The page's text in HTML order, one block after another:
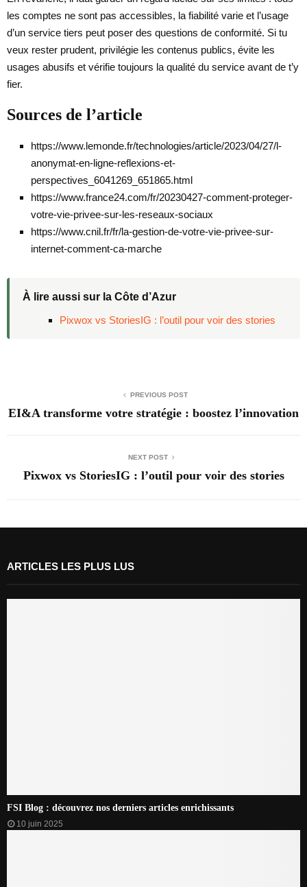
les comptes ne sont pas accessibles, la fiabilité varie et l’usage
d’un service tiers peut poser des questions de conformité. Si tu
veux rester prudent, privilégie les contenus publics, évite les
usages abusifs et vérifie toujours la qualité du service avant de t’y
fier.
Sources de l’article
https://www.lemonde.fr/technologies/article/2023/04/27/l-
anonymat-en-ligne-reflexions-et-
perspectives_6041269_651865.html
https://www.france24.com/fr/20230427-comment-proteger-
votre-vie-privee-sur-les-reseaux-sociaux
https://www.cnil.fr/fr/la-gestion-de-votre-vie-privee-sur-
internet-comment-ca-marche
À lire aussi sur la Côte d’Azur
Pixwox vs StoriesIG : l’outil pour voir des stories
PREVIOUS POST
EI&A transforme votre stratégie : boostez l’innovation
NEXT POST
Pixwox vs StoriesIG : l’outil pour voir des stories
ARTICLES LES PLUS LUS
FSI Blog : découvrez nos derniers articles enrichissants
10 juin 2025